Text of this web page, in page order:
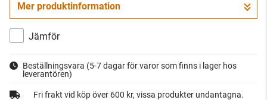
Gå till kassan
Mer produktinformation
Jämför
Beställningsvara (5-7 dagar för varor som finns i lager hos
leverantören)
Fri frakt vid köp över 600 kr, vissa produkter undantagna.